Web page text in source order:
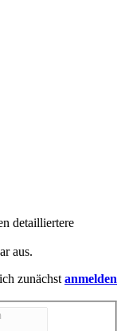
detailliertere
aus.
zunächst anmelden